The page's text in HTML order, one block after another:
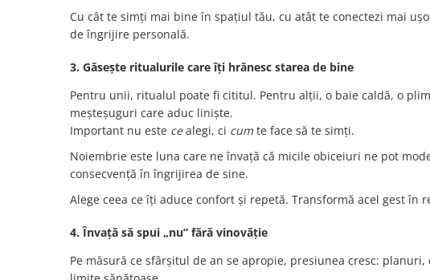
Cu cât te simți mai bine în spațiul tău, cu atât te conectezi mai
de îngrijire personală.
3. Găsește ritualurile care îți hrănesc starea de bine
Pentru unii, ritualul poate fi cititul. Pentru alții, o baie caldă, o
meșteșuguri care aduc liniște.
Important nu este cealegi, ci cumte face să te simți.
Noiembrie este luna care ne învață că micile obiceiuri ne pot
consecvență în îngrijirea de sine.
Alege ceea ce îți aduce confort și repetă. Transformă acel gest în
4. Învață să spui „nu” fără vinovăție
Pe măsură ce sfârșitul de an se apropie, presiunea cresc: